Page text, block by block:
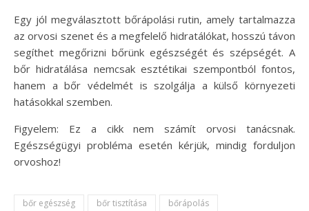
Egy jól megválasztott bőrápolási rutin, amely tartalmazza
az orvosi szenet és a megfelelő hidratálókat, hosszú távon
segíthet megőrizni bőrünk egészségét és szépségét. A
bőr hidratálása nemcsak esztétikai szempontból fontos,
hanem a bőr védelmét is szolgálja a külső környezeti
hatásokkal szemben.
Figyelem: Ez a cikk nem számít orvosi tanácsnak.
Egészségügyi probléma esetén kérjük, mindig forduljon
orvoshoz!
bőr egészség bőr tisztítása
bőrápolás